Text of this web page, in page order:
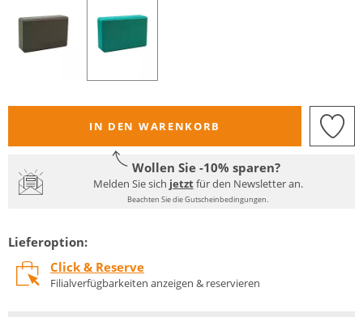
IN DEN WARENKORB
Wollen Sie -10% sparen?
Melden Sie sich jetztfür den Newsletter an.
Beachten Sie die Gutscheinbedingungen.
Lieferoption:
Click & Reserve
Filialverfügbarkeiten anzeigen & reservieren